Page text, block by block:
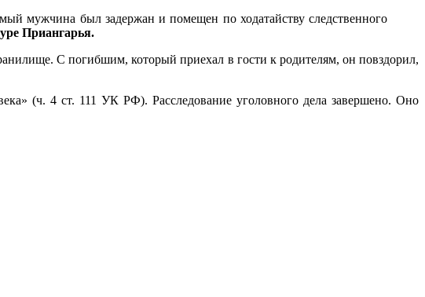
мужчина был задержан и помещен по ходатайству следственного
Приангарья.
С погибшим, который приехал в гости к родителям, он повздорил,
(ч. 4 ст. 111 УК РФ). Расследование уголовного дела завершено. Оно